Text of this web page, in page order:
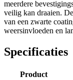
meerdere
veilig kan draaien.
van een zwarte
weersinvloeden en
Specificaties
Product